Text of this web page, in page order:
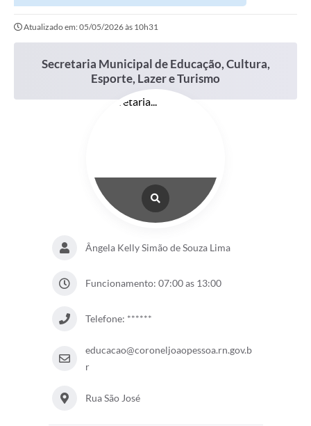
Atualizado em: 05/05/2026 às 10h31
Secretaria Municipal de Educação, Cultura,
Esporte, Lazer e Turismo
Ângela Kelly Simão de Souza Lima
Funcionamento: 07:00 as 13:00
Telefone: ******
educacao@coroneljoaopessoa.rn.gov.b
r
Rua São José